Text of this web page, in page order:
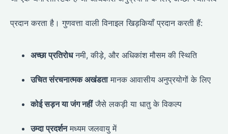
प्रदान करता है। गुणवत्ता वाली विनाइल खिड़कियाँ प्रदान करती हैं:
अच्छा प्रतिरोधनमी, कीड़े, और अधिकांश मौसम की स्थिति
उचित संरचनात्मक अखंडतामानक आवासीय अनुप्रयोगों के लिए
कोई सड़न या जंग नहींजैसे लकड़ी या धातु के विकल्प
उम्दा प्रदर्शनमध्यम जलवायु में